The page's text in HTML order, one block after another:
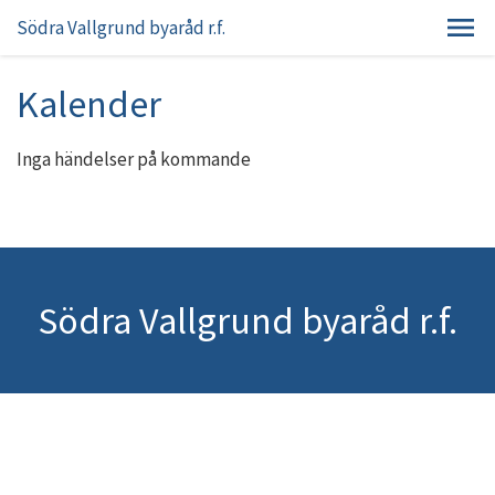
Södra Vallgrund byaråd r.f.
Kalender
Inga händelser på kommande
Södra Vallgrund byaråd r.f.